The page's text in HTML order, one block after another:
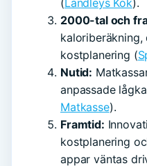
( Landleys Kök).
2000-tal och
kostplanering (
Nutid:
anpassade
Matkasse).
Framtid:
kostplanering
appar väntas